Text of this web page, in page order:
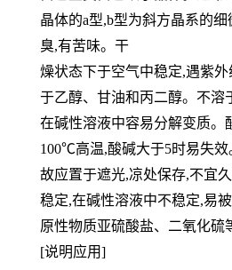
晶体的a型,b型为斜方晶系的
臭,有苦味。干
燥状态下于空气中稳定,遇紫
于乙醇、甘油和丙二醇。不溶
在碱性溶液中容易分解变质。
100℃高温,酸碱大于5时易失效
故应置于遮光,凉处保存,不宜
稳定,在碱性溶液中不稳定,易
原性物质亚硫酸盐、二氧化硫
[说明应用]